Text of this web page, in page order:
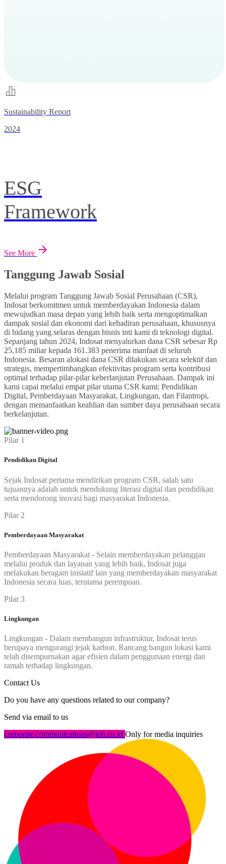
Sustainability Report
2024
ESG
Framework
See More
Tanggung Jawab Sosial
Melalui program Tanggung Jawab Sosial Perusahaan (CSR),
Indosat berkomitmen untuk memberdayakan Indonesia dalam
mewujudkan masa depan yang lebih baik serta mengoptimalkan
dampak sosial dan ekonomi dari kehadiran perusahaan, khususnya
di bidang yang selaras dengan bisnis inti kami di teknologi digital.
Sepanjang tahun 2024, Indosat menyalurkan dana CSR sebesar Rp
25,185 miliar kepada 161.383 penerima manfaat di seluruh
Indonesia. Besaran alokasi dana CSR dilakukan secara selektif dan
strategis, mempertimbangkan efektivitas program serta kontribusi
optimal terhadap pilar-pilar keberlanjutan Perusahaan. Dampak ini
kami capai melalui empat pilar utama CSR kami: Pendidikan
Digital, Pemberdayaan Masyarakat, Lingkungan, dan Filantropi,
dengan memanfaatkan keahlian dan sumber daya perusahaan secara
berkelanjutan.
Pilar 1
Pendidikan Digital
Sejak Indosat pertama mendirikan program CSR, salah satu
tujuannya adalah untuk mendukung literasi digital dan pendidikan
serta mendorong inovasi bagi masyarakat Indonesia.
Pilar 2
Pemberdayaan Masyarakat
Pemberdayaan Masyarakat - Selain memberdayakan pelanggan
melalui produk dan layanan yang lebih baik, Indosat juga
melakukan beragam inisiatif lain yang memberdayakan masyarakat
Indonesia secara luas, terutama perempuan.
Pilar 3
Lingkungan
Lingkungan - Dalam membangun infrastruktur, Indosat terus
berupaya mengurangi jejak karbon. Rancang bangun lokasi kami
telah disempurnakan agar efisien dalam penggunaan energi dan
ramah terhadap lingkungan.
Contact Us
Do you have any questions related to our company?
Send via email to us
corporate.communications@ioh.co.id Only for media inquiries